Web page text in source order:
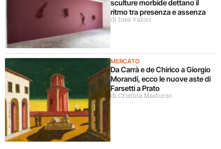
sculture morbide dettano il
ritmo tra presenza e assenza
di Ines Valori
MERCATO
Da Carrà e de Chirico a Giorgio
Morandi, ecco le nuove aste di
Farsetti a Prato
di Cristina Masturzo